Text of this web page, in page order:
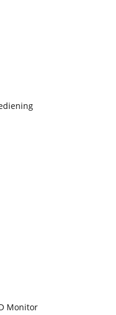
Monitor